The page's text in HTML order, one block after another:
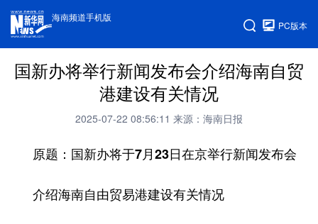
海南频道手机版
PC版本
国新办将举行新闻发布会介绍海南自贸
港建设有关情况
2025-07-22 08:56:11 来源：海南日报
原题：国新办将于7月23日在京举行新闻发布会
介绍海南自由贸易港建设有关情况